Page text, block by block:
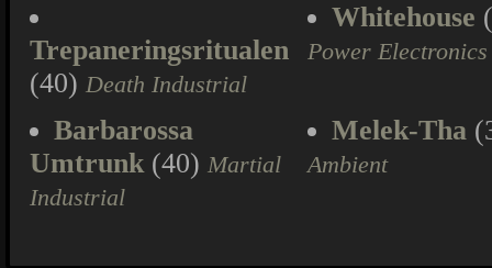
Trepaneringsritualen
(40) Death Industrial
Whitehouse
Power Electronics
Barbarossa
Umtrunk(40) Martial
Industrial
Melek-Tha
Ambient